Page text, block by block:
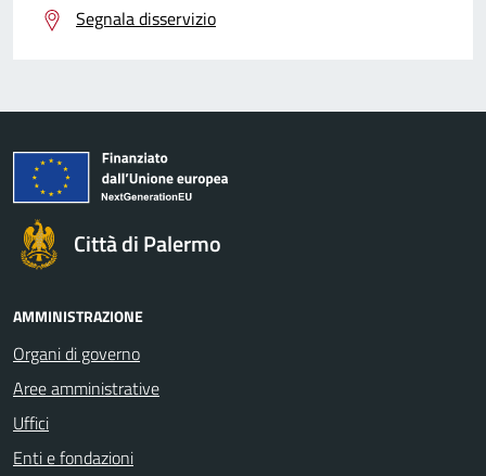
Segnala disservizio
Città di Palermo
AMMINISTRAZIONE
Organi di governo
Aree amministrative
Uffici
Enti e fondazioni